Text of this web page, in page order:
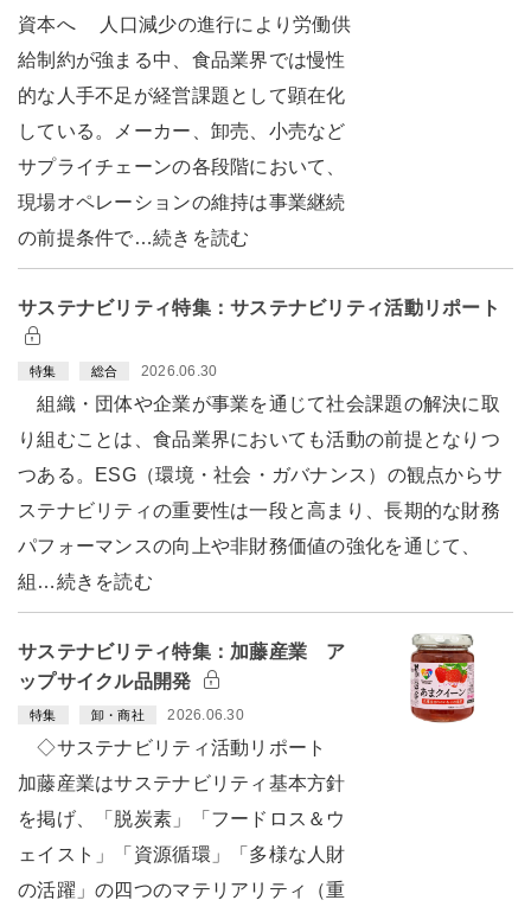
資本へ 人口減少の進行により労働供
給制約が強まる中、食品業界では慢性
的な人手不足が経営課題として顕在化
している。メーカー、卸売、小売など
サプライチェーンの各段階において、
現場オペレーションの維持は事業継続
の前提条件で…続きを読む
サステナビリティ特集：サステナビリティ活動リポート
特集 総合 2026.06.30
組織・団体や企業が事業を通じて社会課題の解決に取
り組むことは、食品業界においても活動の前提となりつ
つある。ESG（環境・社会・ガバナンス）の観点からサ
ステナビリティの重要性は一段と高まり、長期的な財務
パフォーマンスの向上や非財務価値の強化を通じて、
組…続きを読む
サステナビリティ特集：加藤産業 ア
ップサイクル品開発
特集 卸・商社 2026.06.30
◇サステナビリティ活動リポート
加藤産業はサステナビリティ基本方針
を掲げ、「脱炭素」「フードロス＆ウ
ェイスト」「資源循環」「多様な人財
の活躍」の四つのマテリアリティ（重